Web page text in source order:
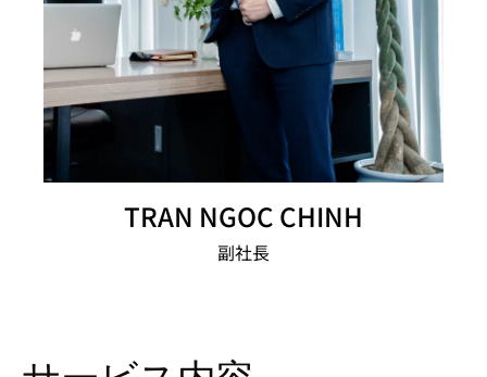
TRAN NGOC CHINH
副社長